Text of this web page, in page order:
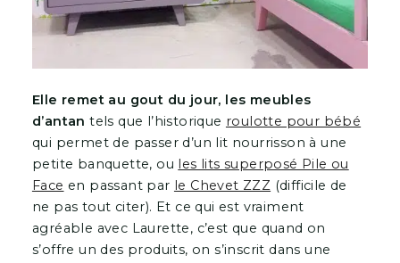
Elle remet au gout du jour, les meubles
d’antan tels que l’historique roulotte pour bébé
qui permet de passer d’un lit nourrisson à une
petite banquette, ou les lits superposé Pile ou
Face en passant par le Chevet ZZZ (difficile de
ne pas tout citer). Et ce qui est vraiment
agréable avec Laurette, c’est que quand on
s’offre un des produits, on s’inscrit dans une